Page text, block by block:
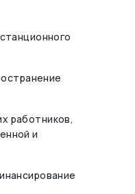
работников,
и